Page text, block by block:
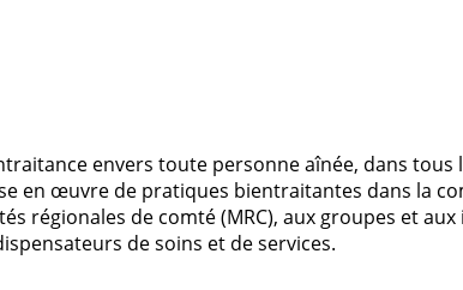
envers toute personne aînée, dans tous
en œuvre de pratiques bientraitantes dans la
régionales de comté (MRC), aux groupes et
de soins et de services.